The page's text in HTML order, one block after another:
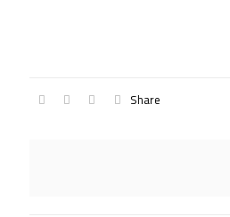
Share